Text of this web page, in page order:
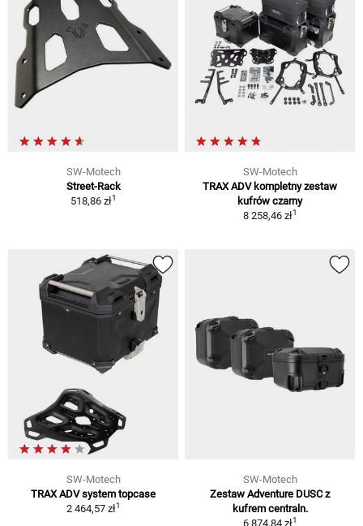
SW-Motech
Street-Rack
518,86 zł1
SW-Motech
TRAX ADV kompletny zestaw
kufrów czarny
8 258,46 zł1
SW-Motech
TRAX ADV system topcase
2 464,57 zł1
SW-Motech
Zestaw Adventure DUSC z
kufrem centraln.
6 874,84 zł1